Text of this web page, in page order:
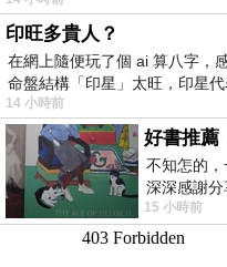
印旺多貴人？
在網上隨便玩了個 ai 算八字
命盤結構「印星」太旺，印星
14 小時前
不知怎的，
深深感謝
不同樣貌
15 小時前